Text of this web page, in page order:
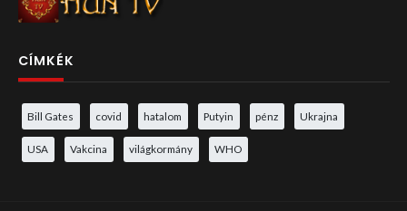
CÍMKÉK
Bill Gates covid hatalom Putyin pénz Ukrajna
USA Vakcina világkormány WHO